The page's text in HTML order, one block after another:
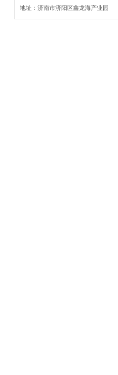
地址：济南市济阳区鑫龙海产业园